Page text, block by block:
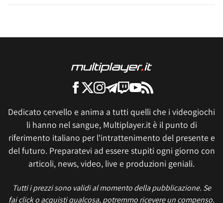
Dedicato cervello e anima a tutti quelli che i videogiochi
li hanno nel sangue, Multiplayer.it è il punto di
riferimento italiano per l'intrattenimento del presente e
del futuro. Preparatevi ad essere stupiti ogni giorno con
articoli, news, video, live e produzioni geniali.
Tutti i prezzi sono validi al momento della pubblicazione. Se
fai click o acquisti qualcosa, potremmo ricevere un compenso.